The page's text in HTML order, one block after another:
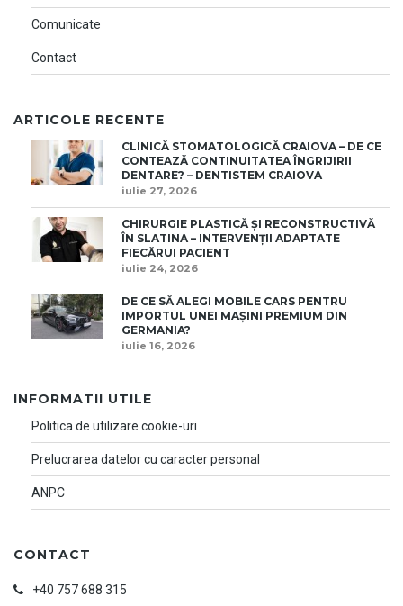
Comunicate
Contact
ARTICOLE RECENTE
CLINICĂ STOMATOLOGICĂ CRAIOVA – DE CE
CONTEAZĂ CONTINUITATEA ÎNGRIJIRII
DENTARE? – DENTISTEM CRAIOVA
iulie 27, 2026
CHIRURGIE PLASTICĂ ȘI RECONSTRUCTIVĂ
ÎN SLATINA – INTERVENȚII ADAPTATE
FIECĂRUI PACIENT
iulie 24, 2026
DE CE SĂ ALEGI MOBILE CARS PENTRU
IMPORTUL UNEI MAȘINI PREMIUM DIN
GERMANIA?
iulie 16, 2026
INFORMATII UTILE
Politica de utilizare cookie-uri
Prelucrarea datelor cu caracter personal
ANPC
CONTACT
+40 757 688 315